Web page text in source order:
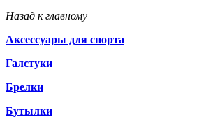
Назад к главному
Аксессуары для спорта
Галстуки
Брелки
Бутылки